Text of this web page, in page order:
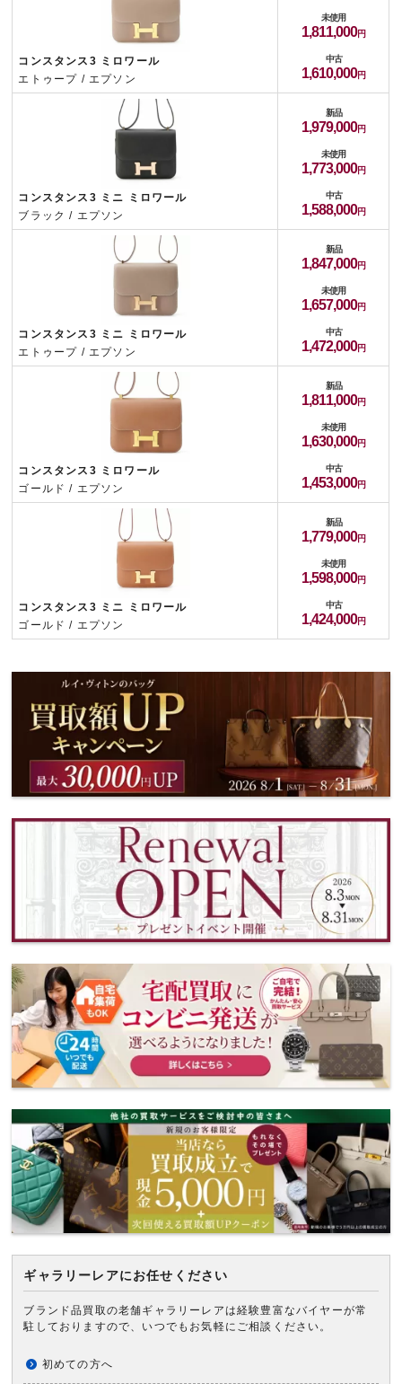
ギャラリーレアにお任せください
ブランド品買取の老舗ギャラリーレアは経験豊富なバイヤーが常
駐しておりますので、いつでもお気軽にご相談ください。
初めての方へ
コンスタンス3 ミロワール
エトゥープ / エプソン
未使用
1,811,000
中古
1,610,000
コンスタンス3 ミニ ミロワール
ブラック / エプソン
新品
1,979,000
未使用
1,773,000
中古
1,588,000
コンスタンス3 ミニ ミロワール
エトゥープ / エプソン
新品
1,847,000
未使用
1,657,000
中古
1,472,000
コンスタンス3 ミロワール
ゴールド / エプソン
新品
1,811,000
未使用
1,630,000
中古
1,453,000
コンスタンス3 ミニ ミロワール
ゴールド / エプソン
新品
1,779,000
未使用
1,598,000
中古
1,424,000